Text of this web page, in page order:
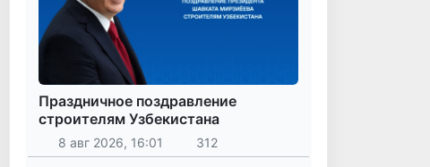
Праздничное поздравление
строителям Узбекистана
8 авг 2026, 16:01 312